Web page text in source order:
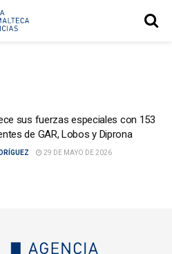
sus fuerzas especiales con 153
de GAR, Lobos y Diprona
29 DE MAYO DE 2026